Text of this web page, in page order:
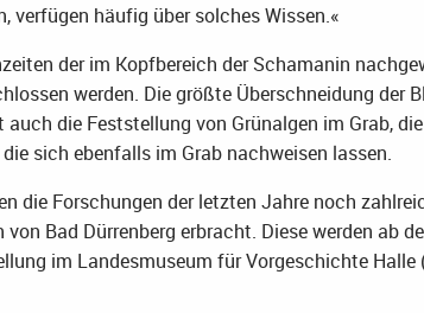
verfügen häufig über solches Wissen.«
der im Kopfbereich der Schamanin
werden. Die größte Überschneidung der
die Feststellung von Grünalgen im Grab,
sich ebenfalls im Grab nachweisen lassen.
die Forschungen der letzten Jahre noch
Bad Dürrenberg erbracht. Diese werden ab
im Landesmuseum für Vorgeschichte Halle